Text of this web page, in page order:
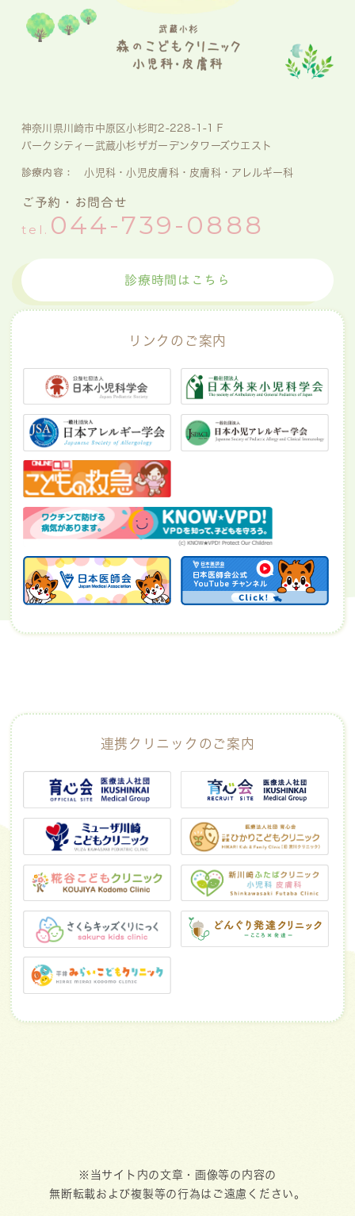
神奈川県川崎市中原区小杉町2-228-1-1Ｆ
パークシティー武蔵小杉ザガーデンタワーズウエスト
診療内容： 小児科・小児皮膚科・皮膚科・アレルギー科
ご予約・お問合せ
tel. 044-739-0888
診療時間はこちら
リンクのご案内
連携クリニックのご案内
※当サイト内の文章・画像等の内容の
無断転載および複製等の行為はご遠慮ください。